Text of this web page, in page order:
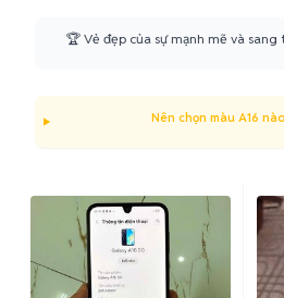
🏆 Vẻ đẹp của sự mạnh mẽ và sang
Nên chọn màu A16